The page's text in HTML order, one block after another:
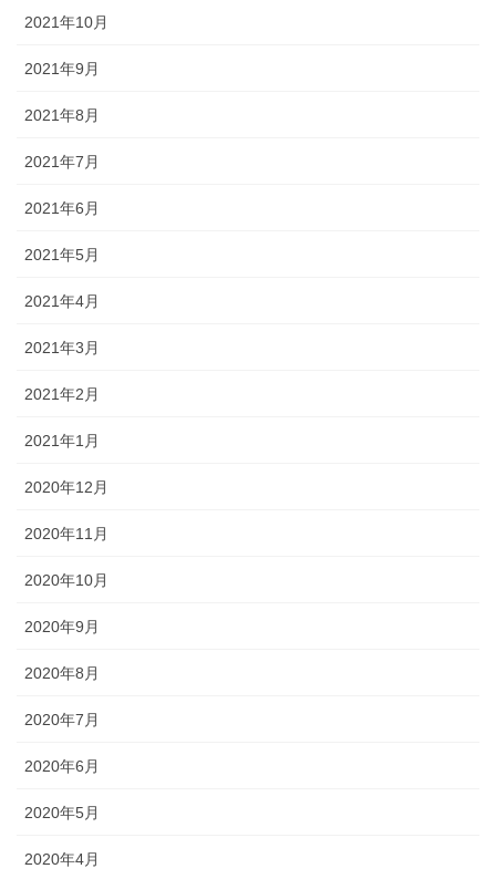
2021年10月
2021年9月
2021年8月
2021年7月
2021年6月
2021年5月
2021年4月
2021年3月
2021年2月
2021年1月
2020年12月
2020年11月
2020年10月
2020年9月
2020年8月
2020年7月
2020年6月
2020年5月
2020年4月